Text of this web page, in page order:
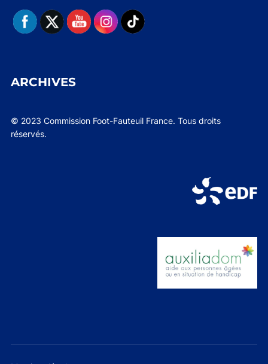
ARCHIVES
© 2023 Commission Foot-Fauteuil France. Tous droits
réservés.